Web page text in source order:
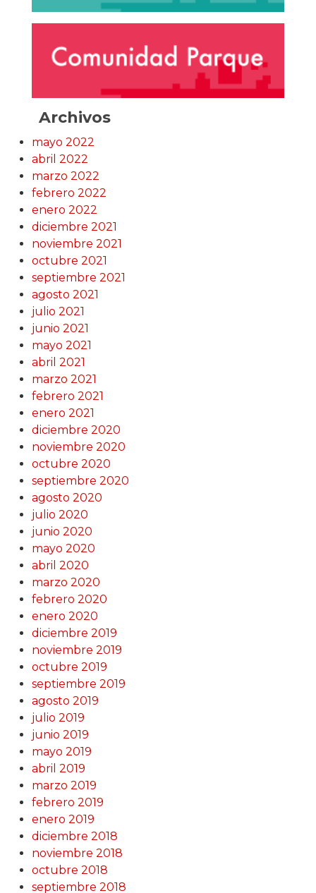
Archivos
mayo 2022
abril 2022
marzo 2022
febrero 2022
enero 2022
diciembre 2021
noviembre 2021
octubre 2021
septiembre 2021
agosto 2021
julio 2021
junio 2021
mayo 2021
abril 2021
marzo 2021
febrero 2021
enero 2021
diciembre 2020
noviembre 2020
octubre 2020
septiembre 2020
agosto 2020
julio 2020
junio 2020
mayo 2020
abril 2020
marzo 2020
febrero 2020
enero 2020
diciembre 2019
noviembre 2019
octubre 2019
septiembre 2019
agosto 2019
julio 2019
junio 2019
mayo 2019
abril 2019
marzo 2019
febrero 2019
enero 2019
diciembre 2018
noviembre 2018
octubre 2018
septiembre 2018